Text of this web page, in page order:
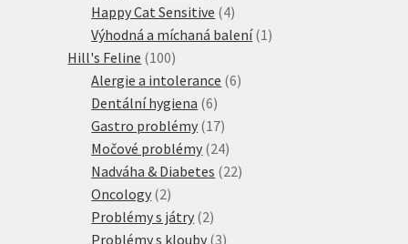
produkt
Happy Cat Sensitive 44
produkty
Výhodná a míchaná balení 1 1
Hill's Feline 100100
produktů
Alergie a intolerance 66
Dentální hygiena 66
produktů
Gastro problémy 1717
produktů
Močové problémy 2424
produktů
Nadváha & Diabetes 2222
Oncology 22
produkty
Problémy s játry 22
produkty
Problémy s klouby 33